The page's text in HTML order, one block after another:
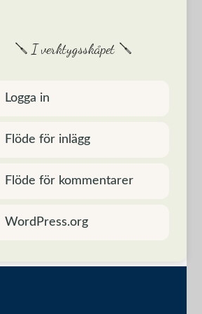
🪛 I verktygsskåpet 🪛
Logga in
Flöde för inlägg
Flöde för kommentarer
WordPress.org